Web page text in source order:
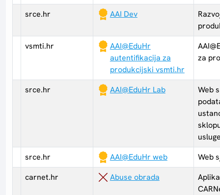
srce.hr
AAI Dev
vsmti.hr
AAI@EduHr
autentifikacija za
produkcijski vsmti.hr
za
srce.hr AAI@EduHr Lab
Web
srce.hr
AAI@EduHr web
Web
carnet.hr
Abuse obrada